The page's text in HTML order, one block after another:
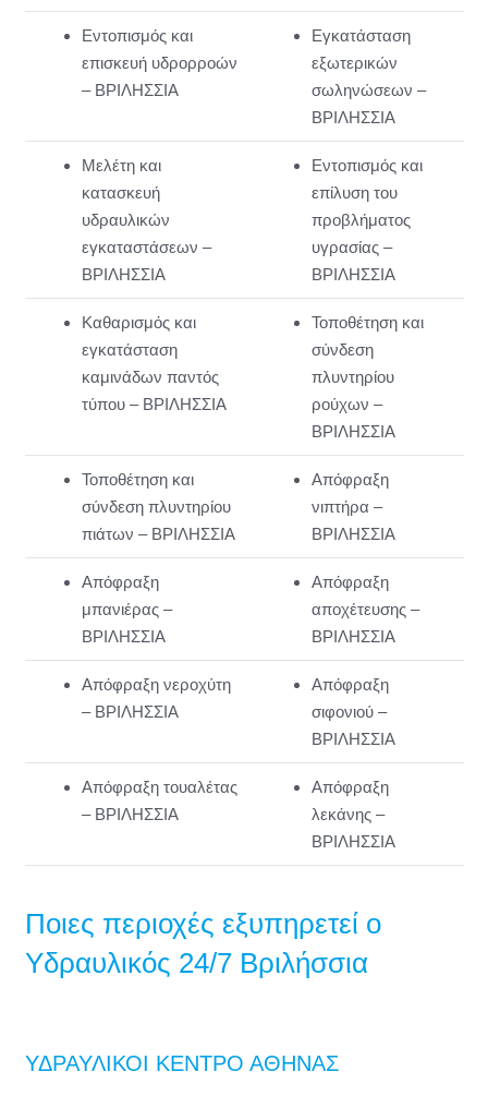
Εντοπισμός και
επισκευή υδρορροών
– ΒΡΙΛΗΣΣΙΑ
Εγκατάσταση
εξωτερικών
σωληνώσεων –
ΒΡΙΛΗΣΣΙΑ
Μελέτη και
κατασκευή
υδραυλικών
εγκαταστάσεων –
ΒΡΙΛΗΣΣΙΑ
Εντοπισμός και
επίλυση του
προβλήματος
υγρασίας –
ΒΡΙΛΗΣΣΙΑ
Καθαρισμός και
εγκατάσταση
καμινάδων παντός
τύπου – ΒΡΙΛΗΣΣΙΑ
Τοποθέτηση και
σύνδεση
πλυντηρίου
ρούχων –
ΒΡΙΛΗΣΣΙΑ
Τοποθέτηση και
σύνδεση πλυντηρίου
πιάτων – ΒΡΙΛΗΣΣΙΑ
Απόφραξη
νιπτήρα –
ΒΡΙΛΗΣΣΙΑ
Απόφραξη
μπανιέρας –
ΒΡΙΛΗΣΣΙΑ
Απόφραξη
αποχέτευσης –
ΒΡΙΛΗΣΣΙΑ
Απόφραξη νεροχύτη
– ΒΡΙΛΗΣΣΙΑ
Απόφραξη
σιφονιού –
ΒΡΙΛΗΣΣΙΑ
Απόφραξη τουαλέτας
– ΒΡΙΛΗΣΣΙΑ
Απόφραξη
λεκάνης –
ΒΡΙΛΗΣΣΙΑ
Ποιες περιοχές εξυπηρετεί ο
Υδραυλικός 24/7 Βριλήσσια
ΥΔΡΑΥΛΙΚΟΙ ΚΕΝΤΡΟ ΑΘΗΝΑΣ